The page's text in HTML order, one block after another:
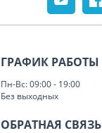
ГРАФИК РАБОТЫ
Пн-Вс: 09:00 - 19:00
Без выходных
ОБРАТНАЯ СВЯЗЬ